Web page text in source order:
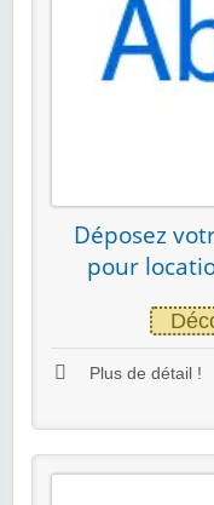
Déposez
pour
Plus de détail !